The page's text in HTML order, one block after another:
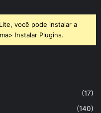
você pode instalar a
Instalar Plugins.
(17)
(140)